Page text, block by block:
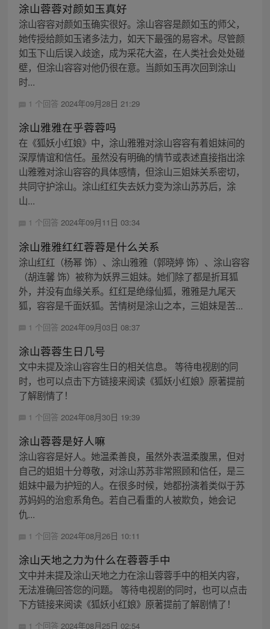
涂山蓉蓉对颜如玉真好
涂山容容对颜如玉确实很好。涂山容容是颜如玉的师父，
她传授给颜如玉诸多法力，如天下最强的易容术。尽管颜
如玉下山后误入歧途，成为采花大盗，在人类社会处处碰
壁，但涂山容容对他仍很在意。当颜如玉再次回到涂山
时...
1 个回答 2024年09月28日 21:29
涂山雅雅在乎蓉蓉吗
在《狐妖小红娘》中，涂山雅雅对涂山容容有着姐妹间的
深厚情谊和信任。虽然没有明确的情节或表述直接指出涂
山雅雅对涂山容容的具体感情，但涂山三姐妹关系密切，
共同守护涂山。涂山红红失去妖力变为涂山苏苏后，涂
山...
1 个回答 2024年09月11日 03:34
涂山雅雅红红蓉蓉是什么关系
涂山红红（杨幂 饰）、涂山雅雅（郭晓婷 饰）、涂山容容
（胡连馨 饰）被称为妖界三姐妹。她们除了都是折耳狐
外，并没有血缘关系。红红是绝缘仙狐，雅雅是九尾天
狐，容容是千面妖狐。苦情树是涂山之本，三姐妹是苦...
1 个回答 2024年09月03日 08:37
涂山蓉蓉生日几号
文中未提及涂山容容生日的相关信息。 等待电视剧的同
时，也可以点击下方链接来阅读《狐妖小红娘》原著提前
了解剧情了！
1 个回答 2024年08月30日 19:39
涂山蓉蓉是好人嘛
涂山容容是好人。她温柔善良，虽然外表温柔腹黑，但对
自己的姐姐十分尊敬，对涂山苏苏非常照顾和信任，是三
姐妹中最为护短的人。在很多时候，她都扮演着类似于苏
苏妈妈的治愈系角色。若自己看重的人被欺负，她会记
仇...
1 个回答 2024年08月26日 10:11
涂山天地之力为什么在蓉蓉手中
文中并未提及涂山天地之力在涂山蓉蓉手中的相关内容，
无法准确回答您的问题。 等待电视剧的同时，也可以点击
下方链接来阅读《狐妖小红娘》原著提前了解剧情了！
1 个回答 2024年08月25日 02:54